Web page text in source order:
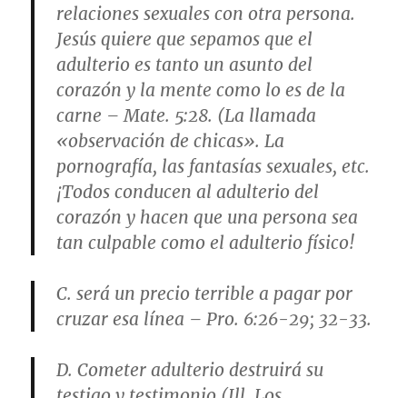
relaciones sexuales con otra persona.
Jesús quiere que sepamos que el
adulterio es tanto un asunto del
corazón y la mente como lo es de la
carne – Mate. 5:28. (La llamada
«observación de chicas». La
pornografía, las fantasías sexuales, etc.
¡Todos conducen al adulterio del
corazón y hacen que una persona sea
tan culpable como el adulterio físico!
C. será un precio terrible a pagar por
cruzar esa línea – Pro. 6:26-29; 32-33.
D. Cometer adulterio destruirá su